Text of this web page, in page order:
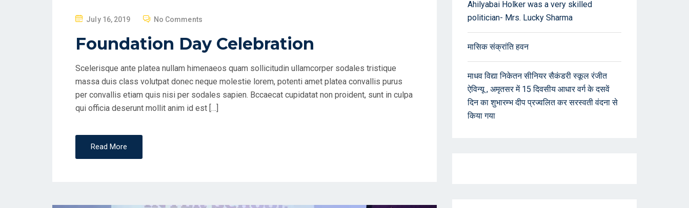
July 16, 2019 No Comments
Foundation Day Celebration
Scelerisque ante platea nullam himenaeos quam sollicitudin ullamcorper sodales tristique
massa duis class volutpat donec neque molestie lorem, potenti amet platea convallis purus
per convallis etiam quis nisi per sodales sapien. Bccaecat cupidatat non proident, sunt in culpa
qui officia deserunt mollit anim id est […]
Read More
Ahilyabai Holker was a very skilled
politician- Mrs. Lucky Sharma
मासिक संक्रांति हवन
माधव विद्या निकेतन सीनियर सैकंडरी स्कूल रंजीत
ऐविन्यू , अमृतसर में 15 दिवसीय आधार वर्ग के दसवें
दिन का शुभारम्भ दीप प्रज्वलित कर सरस्वती वंदना से
किया गया